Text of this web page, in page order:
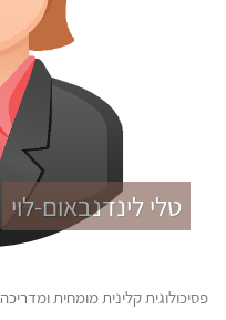
טלי לינדנבאום-לוי
פסיכולוגית קלינית מומחית ומדריכה